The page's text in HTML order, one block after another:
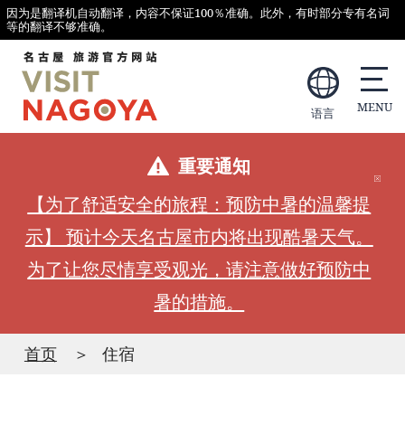
因为是翻译机自动翻译，内容不保证100％准确。此外，有时部分专有名词
等的翻译不够准确。
语言
重要通知
【为了舒适安全的旅程：预防中暑的温馨提
示】 预计今天名古屋市内将出现酷暑天气。
为了让您尽情享受观光，请注意做好预防中
暑的措施。
首页 住宿